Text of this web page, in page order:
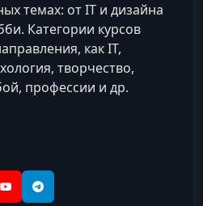
темах: от IT и дизайна
Категории курсов
как IT,
творчество,
профессии и др.
YouTubeTelegram